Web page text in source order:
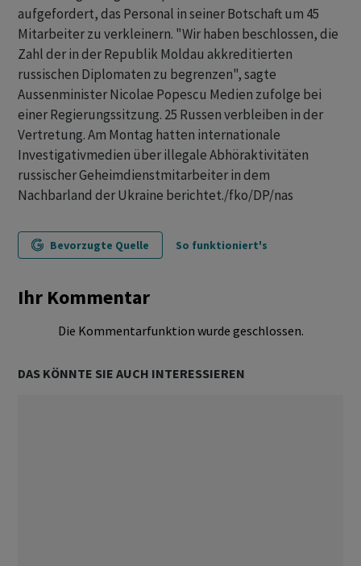
aufgefordert, das Personal in seiner Botschaft um 45
Mitarbeiter zu verkleinern. "Wir haben beschlossen, die
Zahl der in der Republik Moldau akkreditierten
russischen Diplomaten zu begrenzen", sagte
Aussenminister Nicolae Popescu Medien zufolge bei
einer Regierungssitzung. 25 Russen verbleiben in der
Vertretung. Am Montag hatten internationale
Investigativmedien über illegale Abhöraktivitäten
russischer Geheimdienstmitarbeiter in dem
Nachbarland der Ukraine berichtet./fko/DP/nas
Bevorzugte Quelle So funktioniert's
Ihr Kommentar
Die Kommentarfunktion wurde geschlossen.
DAS KÖNNTE SIE AUCH INTERESSIEREN